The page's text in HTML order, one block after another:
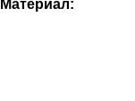
Материал: